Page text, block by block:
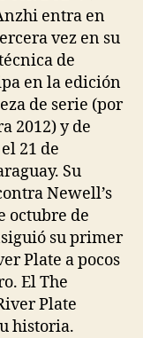
entra en
vez en su
de
en la edición
de serie (por
2012) y de
21 de
Su
Newell’s
octubre de
su primer
Plate a pocos
El The
Plate
historia.